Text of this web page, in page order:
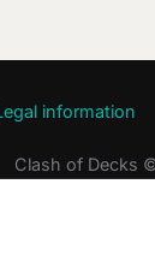
information
Clash of Decks